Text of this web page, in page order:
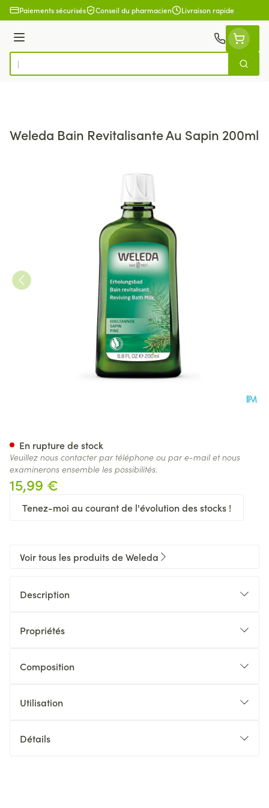
Aller au contenu
Paiements sécurisés Conseil du pharmacien Livraison rapide
Menu
Rechercher
Weleda Bain Revitalisante Au Sapin 200ml
15,99 €
Tenez-moi au courant de l'évolution des stocks !
En rupture de stock
Veuillez nous contacter par téléphone ou par e-mail et nous
examinerons ensemble les possibilités.
Voir tous les produits de Weleda
Description
Propriétés
Composition
Utilisation
Détails